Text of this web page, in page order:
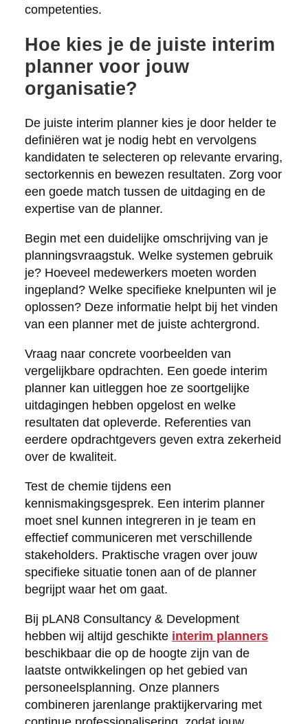
competenties.
Hoe kies je de juiste interim
planner voor jouw
organisatie?
De juiste interim planner kies je door helder te
definiëren wat je nodig hebt en vervolgens
kandidaten te selecteren op relevante ervaring,
sectorkennis en bewezen resultaten. Zorg voor
een goede match tussen de uitdaging en de
expertise van de planner.
Begin met een duidelijke omschrijving van je
planningsvraagstuk. Welke systemen gebruik
je? Hoeveel medewerkers moeten worden
ingepland? Welke specifieke knelpunten wil je
oplossen? Deze informatie helpt bij het vinden
van een planner met de juiste achtergrond.
Vraag naar concrete voorbeelden van
vergelijkbare opdrachten. Een goede interim
planner kan uitleggen hoe ze soortgelijke
uitdagingen hebben opgelost en welke
resultaten dat opleverde. Referenties van
eerdere opdrachtgevers geven extra zekerheid
over de kwaliteit.
Test de chemie tijdens een
kennismakingsgesprek. Een interim planner
moet snel kunnen integreren in je team en
effectief communiceren met verschillende
stakeholders. Praktische vragen over jouw
specifieke situatie tonen aan of de planner
begrijpt waar het om gaat.
Bij pLAN8 Consultancy & Development
hebben wij altijd geschikte interim planners
beschikbaar die op de hoogte zijn van de
laatste ontwikkelingen op het gebied van
personeelsplanning. Onze planners
combineren jarenlange praktijkervaring met